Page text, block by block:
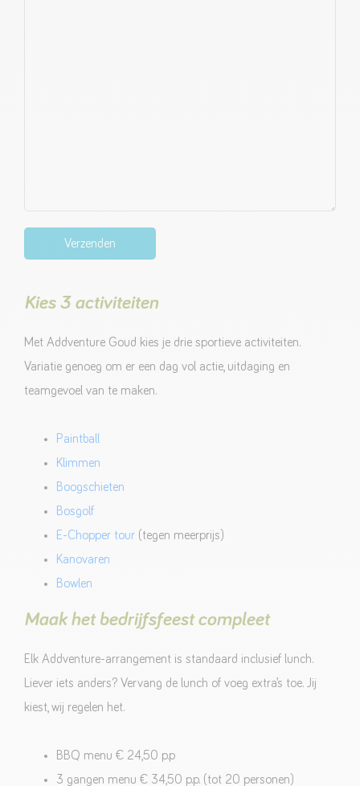
Kies 3 activiteiten
Met Addventure Goud kies je drie sportieve activiteiten.
Variatie genoeg om er een dag vol actie, uitdaging en
teamgevoel van te maken.
Paintball
Klimmen
Boogschieten
Bosgolf
E-Chopper tour (tegen meerprijs)
Kanovaren
Bowlen
Maak het bedrijfsfeest compleet
Elk Addventure-arrangement is standaard inclusief lunch.
Liever iets anders? Vervang de lunch of voeg extra’s toe. Jij
kiest, wij regelen het.
BBQ menu € 24,50 p.p
3 gangen menu € 34,50 p.p. (tot 20 personen)